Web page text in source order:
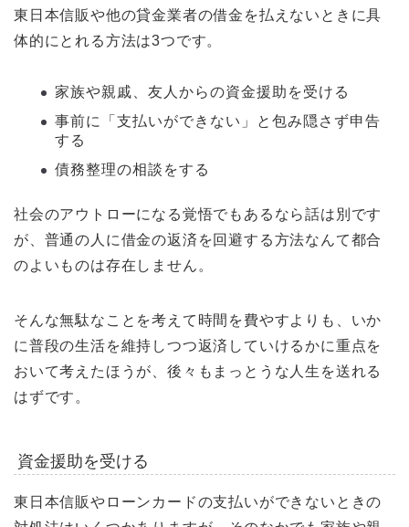
東日本信販や他の貸金業者の借金を払えないときに具
体的にとれる方法は3つです。
家族や親戚、友人からの資金援助を受ける
事前に「支払いができない」と包み隠さず申告
する
債務整理の相談をする
社会のアウトローになる覚悟でもあるなら話は別です
が、普通の人に借金の返済を回避する方法なんて都合
のよいものは存在しません。
そんな無駄なことを考えて時間を費やすよりも、いか
に普段の生活を維持しつつ返済していけるかに重点を
おいて考えたほうが、後々もまっとうな人生を送れる
はずです。
資金援助を受ける
東日本信販やローンカードの支払いができないときの